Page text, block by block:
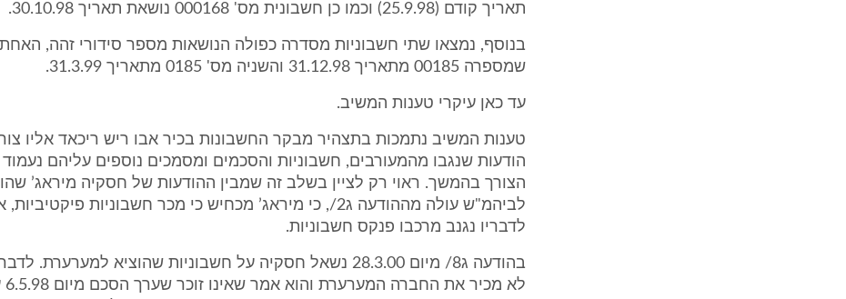
תאריך קודם (25.9.98) וכמו כן חשבונית מס' 000168 נושאת תאריך 30.10.98.
בנוסף, נמצאו שתי חשבוניות מסדרה כפולה הנושאות מספר סידורי זהה, האחת
שמספרה 00185 מתאריך 31.12.98 והשניה מס' 0185 מתאריך 31.3.99.
עד כאן עיקרי טענות המשיב.
טענות המשיב נתמכות בתצהיר מבקר החשבונות בכיר אבו ריש ריכאד אליו
הודעות שנגבו מהמעורבים, חשבוניות והסכמים ומסמכים נוספים עליהם
הצורך בהמשך. ראוי רק לציין בשלב זה שמבין ההודעות של חסקיה מיראג’
לביהמ"ש עולה מההודעה ג2/, כי מיראג’ מכחיש כי מכר חשבוניות
לדבריו נגנב מרכבו פנקס חשבוניות.
בהודעה ג8/ מיום 28.3.00 נשאל חסקיה על חשבוניות שהוציא למערערת.
לא